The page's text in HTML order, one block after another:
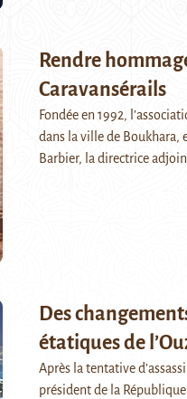
Rendre
Caravansérails
Fondée en 1992,
dans la ville de Boukhara,
Barbier, la directrice
Des
étatiques de
Après la tentative
président de la